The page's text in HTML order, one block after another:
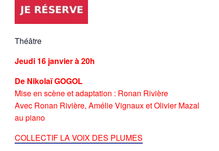
Théâtre
Jeudi 16 janvier à 20h
De Nikolaï GOGOL
Mise en scène et adaptation : Ronan Rivière
Avec Ronan Rivière, Amélie Vignaux et Olivier Mazal
au piano
COLLECTIF LA VOIX DES PLUMES